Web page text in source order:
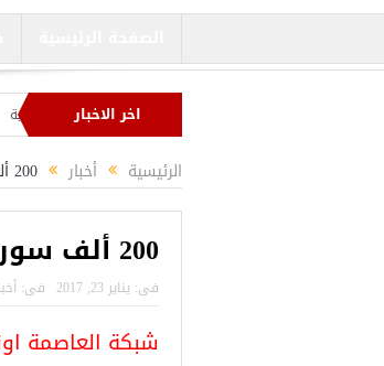
اخر الاخبار
التركي يبحث مع نظيره الروسي القضايا الأمنية الإقليمية تركيا
إنهاء الاستعدادات لشنّ عملية جديدة في سوريا.. وأردوغان يحذّر
الرئيسية أخبار 200 ألف سوري في الاردن يعملون بدون تصاريح عمل
200 ألف سوري في الاردن يعملون بدون تصاريح عمل
فى: يناير 23, 2017 فى:
شبكة العاصمة